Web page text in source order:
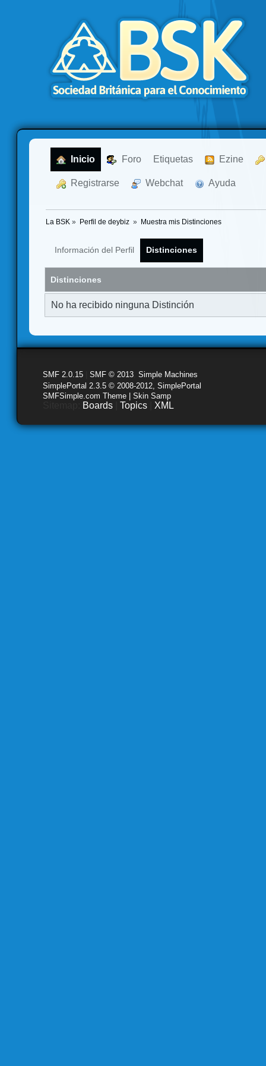
Inicio Foro Etiquetas Ezine
Registrarse Webchat Ayuda
La BSK » Perfil de deybiz » Muestra mis Distinciones
Información del Perfil Distinciones
Distinciones
No ha recibido ninguna Distinción
SMF 2.0.15 SMF © 2013 Simple Machines
SimplePortal 2.3.5 © 2008-2012, SimplePortal
SMFSimple.com Theme | Skin Samp
Boards Topics XML